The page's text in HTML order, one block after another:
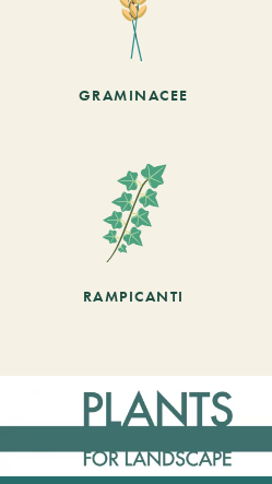
GRAMINACEE
RAMPICANTI